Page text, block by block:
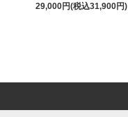
29,000円(税込31,900円)